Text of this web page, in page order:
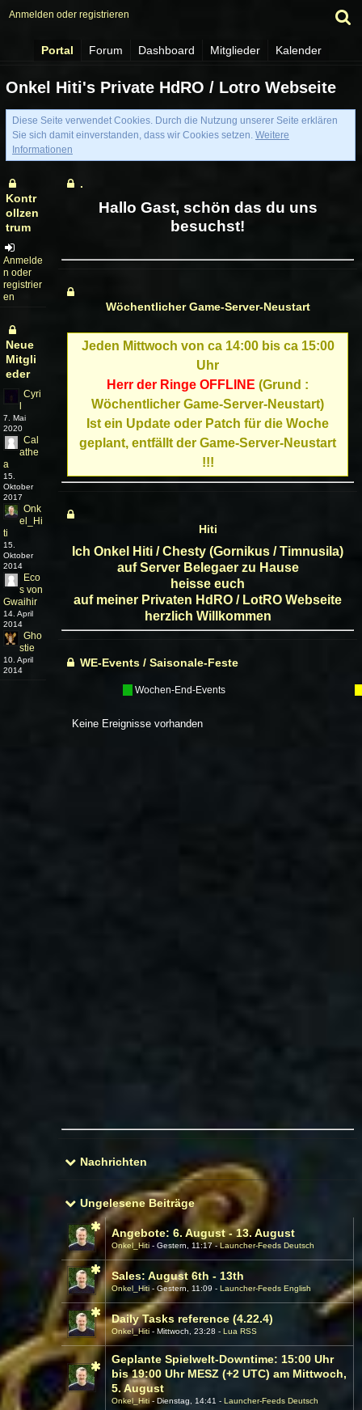
Anmelden oder registrieren
Portal Forum Dashboard Mitglieder Kalender
Onkel Hiti's Private HdRO / Lotro Webseite
Diese Seite verwendet Cookies. Durch die Nutzung unserer Seite erklären
Sie sich damit einverstanden, dass wir Cookies setzen. Weitere
Informationen
Kontr
ollzen
trum
Anmelde
n oder
registrier
en
Neue
Mitgli
eder
Cyri
7. Mai
2020
Cal
athe
a
15.
Oktober
2017
Onk
el_Hi
ti
15.
Oktober
2014
Eco
s von
Gwaihir
14. April
2014
Gho
stie
10. April
2014
.
Hallo Gast, schön das du uns
besuchst!
Wöchentlicher Game-Server-Neustart
Jeden Mittwoch von ca 14:00 bis ca 15:00
Uhr
Herr der Ringe OFFLINE (Grund :
Wöchentlicher Game-Server-Neustart)
Ist ein Update oder Patch für die Woche
geplant, entfällt der Game-Server-Neustart
!!!
Hiti
Ich Onkel Hiti / Chesty (Gornikus / Timnusila)
auf Server Belegaer zu Hause
heisse euch
auf meiner Privaten HdRO / LotRO Webseite
herzlich Willkommen
WE-Events / Saisonale-Feste
Wochen-End-Events
Nachrichten
Ungelesene Beiträge
Angebote: 6. August - 13. August
Onkel_Hiti Gestern, 11:17 Launcher-Feeds Deutsch
Sales: August 6th - 13th
Onkel_Hiti Gestern, 11:09 Launcher-Feeds English
Daily Tasks reference (4.22.4)
Onkel_Hiti Mittwoch, 23:28 Lua RSS
Geplante Spielwelt-Downtime: 15:00 Uhr
bis 19:00 Uhr MESZ (+2 UTC) am Mittwoch,
5. August
Onkel_Hiti Dienstag, 14:41 Launcher-Feeds Deutsch